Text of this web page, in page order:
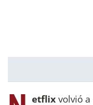
etflixvolvió